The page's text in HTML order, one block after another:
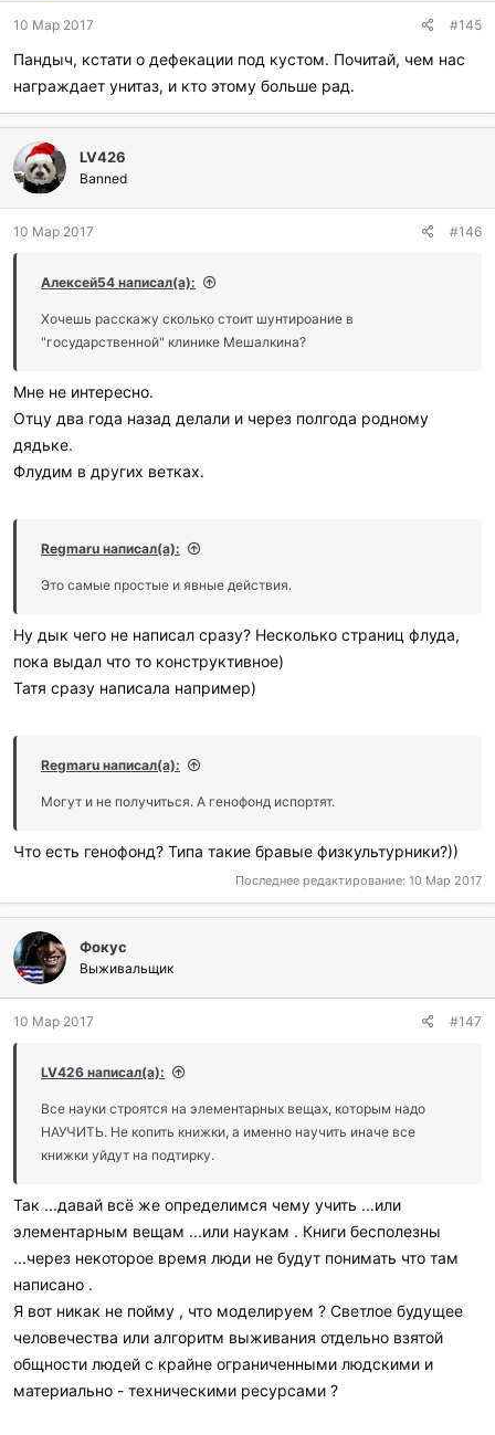
а
и
л
и
:
10 Мар 2017 #145
Пандыч, кстати о дефекации под кустом. Почитай, чем нас
награждает унитаз, и кто этому больше рад.
LV426
Banned
10 Мар 2017 #146
Алексей54 написал(а):
Хочешь расскажу сколько стоит шунтироание в
"государственной" клинике Мешалкина?
Мне не интересно.
Отцу два года назад делали и через полгода родному
дядьке.
Флудим в других ветках.
Regmaru написал(а):
Это самые простые и явные действия.
Ну дык чего не написал сразу? Несколько страниц флуда,
пока выдал что то конструктивное)
Татя сразу написала например)
Regmaru написал(а):
Могут и не получиться. А генофонд испортят.
Что есть генофонд? Типа такие бравые физкультурники?))
Последнее редактирование: 10 Мар 2017
Фокус
Выживальщик
10 Мар 2017 #147
LV426 написал(а):
Все науки строятся на элементарных вещах, которым надо
НАУЧИТЬ. Не копить книжки, а именно научить иначе все
книжки уйдут на подтирку.
Так ...давай всё же определимся чему учить ...или
элементарным вещам ...или наукам . Книги бесполезны
...через некоторое время люди не будут понимать что там
написано .
Я вот никак не пойму , что моделируем ? Светлое будущее
человечества или алгоритм выживания отдельно взятой
общности людей с крайне ограниченными людскими и
материально - техническими ресурсами ?